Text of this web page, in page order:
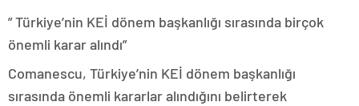
” Türkiye’nin KEİ dönem başkanlığı sırasında birçok
önemli karar alındı”
Comanescu, Türkiye’nin KEİ dönem başkanlığı
sırasında önemli kararlar alındığını belirterek